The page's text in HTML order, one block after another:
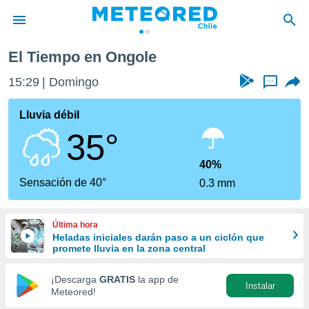
de
por
se
calidad.
a este
las
y
forma
digital
basada
El Tiempo en Ongole
15:29 Domingo ...
Lluvia débil
35°
Sensación de 40°
40%
0.3 mm
Última hora
Heladas iniciales darán paso a un ciclón que
promete lluvia en la zona central
¡Descarga GRATIS la app de
Meteored!
Instalar